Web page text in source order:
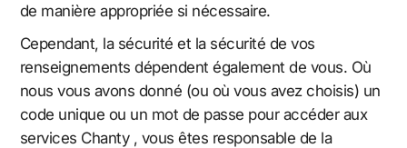
de manière appropriée si nécessaire.
Cependant, la sécurité et la sécurité de vos
renseignements dépendent également de vous. Où
nous vous avons donné (ou où vous avez choisis) un
code unique ou un mot de passe pour accéder aux
services Chanty , vous êtes responsable de la